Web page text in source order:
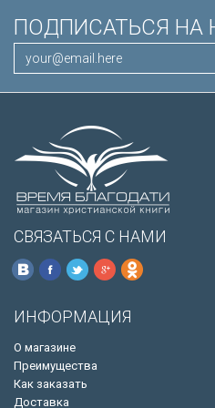
ПОДПИСАТЬСЯ НА
СВЯЗАТЬСЯ С НАМИ
ИНФОРМАЦИЯ
О магазине
Преимущества
Как заказать
Доставка